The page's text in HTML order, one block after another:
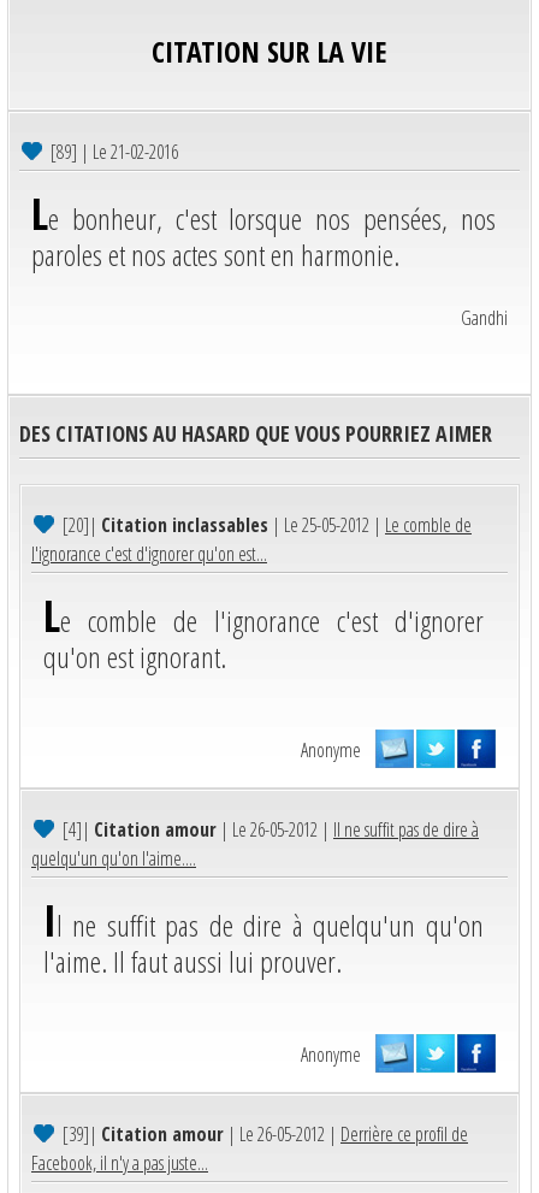
CITATION SUR LA VIE
[89] | Le 21-02-2016
Le bonheur, c'est lorsque nos pensées, nos
paroles et nos actes sont en harmonie.
Gandhi
DES CITATIONS AU HASARD QUE VOUS POURRIEZ AIMER
[20]| Citation inclassables | Le 25-05-2012 | Le comble de
l'ignorance c'est d'ignorer qu'on est...
Le comble de l'ignorance c'est d'ignorer
qu'on est ignorant.
Anonyme
[4]| Citation amour | Le 26-05-2012 | Il ne suffit pas de dire à
quelqu'un qu'on l'aime....
Il ne suffit pas de dire à quelqu'un qu'on
l'aime. Il faut aussi lui prouver.
Anonyme
[39]| Citation amour | Le 26-05-2012 | Derrière ce profil de
Facebook, il n'y a pas juste...